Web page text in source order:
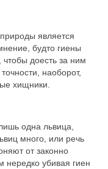
является
будто гиены
чтобы доесть за ним
наоборот,
хищники.
одна львица,
много, или речь
от законно
нередко убивая гиен